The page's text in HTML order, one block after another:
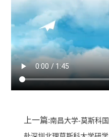
上一篇:南昌大学-莫斯科